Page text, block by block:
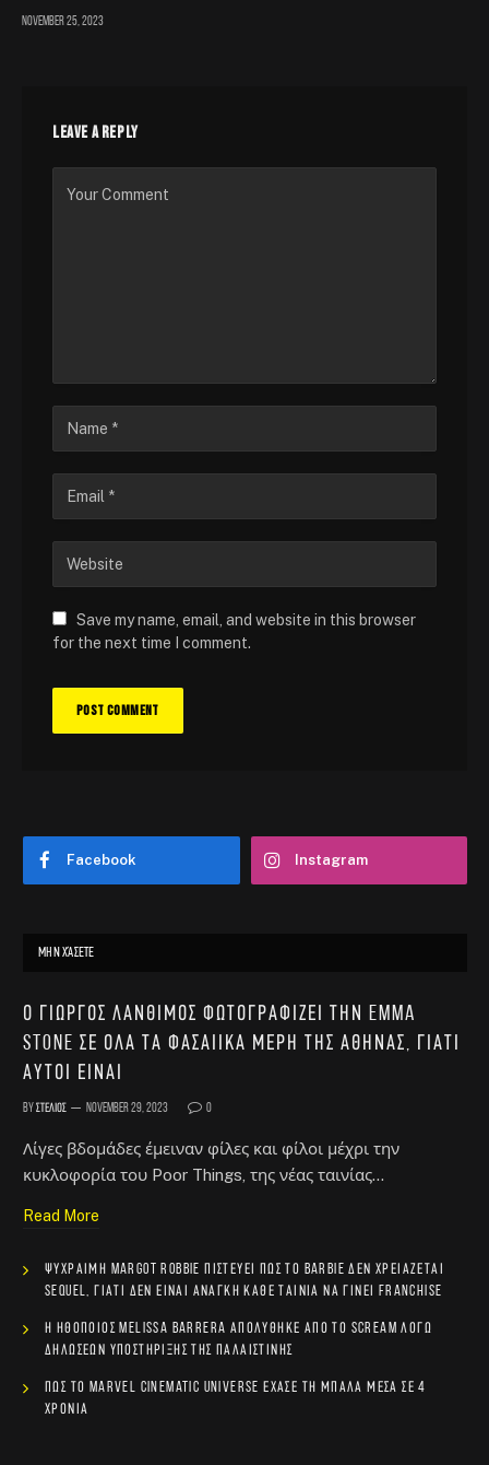
November 25, 2023
LEAVE A REPLY
Save my name, email, and website in this browser
for the next time I comment.
Facebook Instagram
ΜΗΝ ΧΆΣΕΤΕ
Ο Γιώργος Λάνθιμος φωτογραφίζει την Emma
Stone σε όλα τα φασαίικα μέρη της Αθήνας, γιατί
αυτοί είναι
ByΣτέλιος November 29, 2023 0
Λίγες βδομάδες έμειναν φίλες και φίλοι μέχρι την
κυκλοφορία του Poor Things, της νέας ταινίας…
Read More
Ψύχραιμη Margot Robbie πιστεύει πως το Barbie δεν χρειάζεται
sequel, γιατί δεν είναι ανάγκη κάθε ταινία να γίνει franchise
Η ηθοποιός Melissa Barrera απολύθηκε από το Scream λόγω
δηλώσεων υποστήριξης της Παλαιστίνης
Πώς το Marvel Cinematic Universe έχασε τη μπάλα μέσα σε 4
χρόνια